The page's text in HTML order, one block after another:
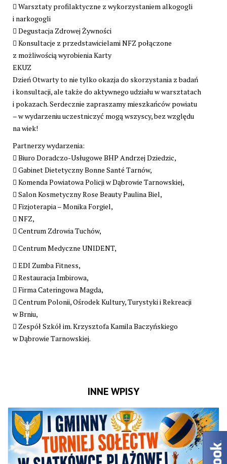
 Warsztaty profilaktyczne z wykorzystaniem alkogogli
i narkogogli
 Degustacja Zdrowej Żywności
 Konsultacje z przedstawicielami NFZ połączone
z możliwością wyrobienia Karty
EKUZ
Dzień Otwarty to nie tylko okazja do skorzystania z badań
i konsultacji, ale także do aktywnego udziału w warsztatach
i pokazach. Serdecznie zapraszamy mieszkańców powiatu
– w wydarzeniu uczestniczyć mogą wszyscy, bez względu
na wiek!
Partnerzy wydarzenia:
 Biuro Doradczo-Usługowe BHP Andrzej Dziedzic,
 Gabinet Dietetyczny Bonne Santé Tarnów,
 Komenda Powiatowa Policji w Dąbrowie Tarnowskiej,
 Salon Kosmetyczny Rose Beauty Paulina Biel,
 Fizjoterapia – Monika Forgiel,
 NFZ,
 Centrum Zdrowia Tuchów,
 Centrum Medyczne UNIDENT,
 EDI Zumba Fitness,
 Restauracja Imbirowa,
 Firma Cateringowa Magda,
 Centrum Polonii, Ośrodek Kultury, Turystyki i Rekreacji
w Brniu,
 Zespół Szkół im. Krzysztofa Kamila Baczyńskiego
w Dąbrowie Tarnowskiej.
INNE WPISY